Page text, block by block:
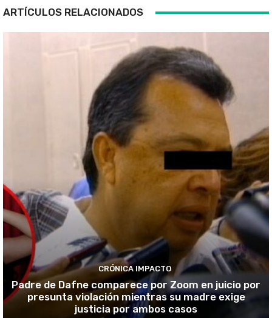
ARTÍCULOS RELACIONADOS
CRÓNICA IMPACTO
Padre de Dafne comparece por Zoom en juicio por
presunta violación mientras su madre exige
justicia por ambos casos